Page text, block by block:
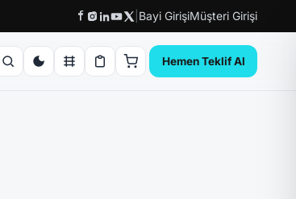
Bayi GirişiMüşteri Girişi
Hemen Teklif Al